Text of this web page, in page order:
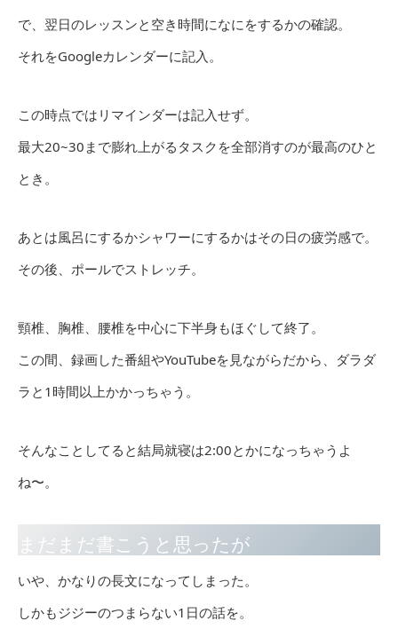
で、翌日のレッスンと空き時間になにをするかの確認。
それをGoogleカレンダーに記入。
この時点ではリマインダーは記入せず。
最大20~30まで膨れ上がるタスクを全部消すのが最高のひと
とき。
あとは風呂にするかシャワーにするかはその日の疲労感で。
その後、ポールでストレッチ。
頸椎、胸椎、腰椎を中心に下半身もほぐして終了。
この間、録画した番組やYouTubeを見ながらだから、ダラダ
ラと1時間以上かかっちゃう。
そんなことしてると結局就寝は2:00とかになっちゃうよ
ね〜。
まだまだ書こうと思ったが
いや、かなりの長文になってしまった。
しかもジジーのつまらない1日の話を。